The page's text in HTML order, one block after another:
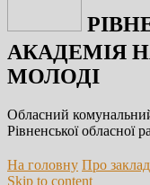
АКАДЕМІЯ
МОЛОДІ
Обласний
Рівненської обласної
На головну Про заклад
Skip to content